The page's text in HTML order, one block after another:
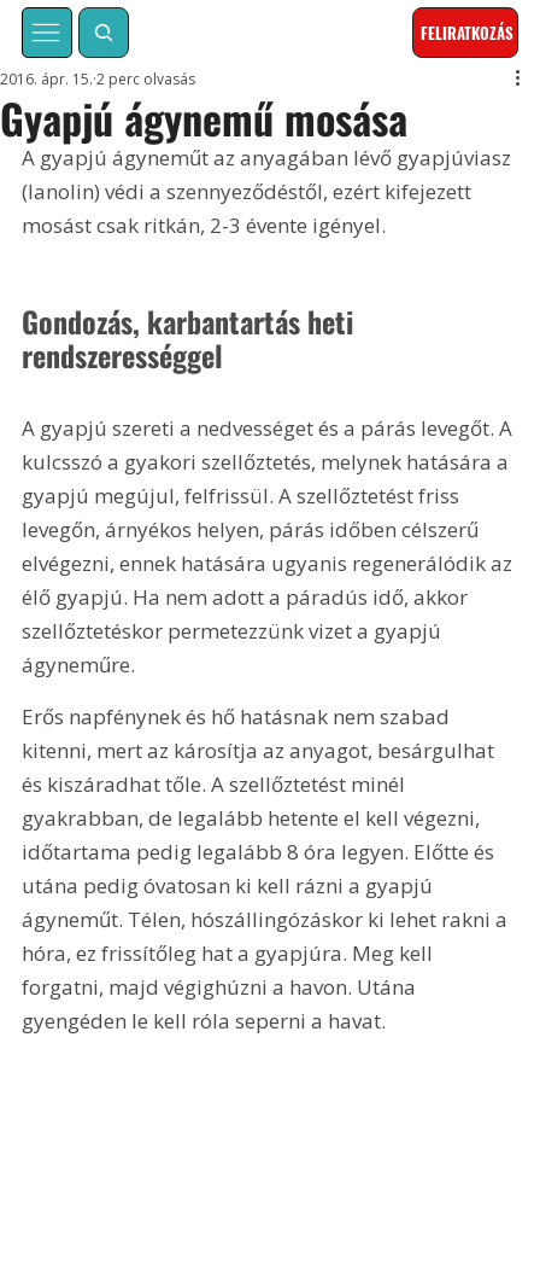
FELIRATKOZÁS
Gyapjú ágynemű mosása
2016. ápr. 15. 2 perc olvasás
A gyapjú ágyneműt az anyagában lévő gyapjúviasz
(lanolin) védi a szennyeződéstől, ezért kifejezett
mosást csak ritkán, 2-3 évente igényel.
Gondozás, karbantartás heti
rendszerességgel
A gyapjú szereti a nedvességet és a párás levegőt. A
kulcsszó a gyakori szellőztetés, melynek hatására a
gyapjú megújul, felfrissül. A szellőztetést friss
levegőn, árnyékos helyen, párás időben célszerű
elvégezni, ennek hatására ugyanis regenerálódik az
élő gyapjú. Ha nem adott a páradús idő, akkor
szellőztetéskor permetezzünk vizet a gyapjú
ágyneműre.
Erős napfénynek és hő hatásnak nem szabad
kitenni, mert az károsítja az anyagot, besárgulhat
és kiszáradhat tőle. A szellőztetést minél
gyakrabban, de legalább hetente el kell végezni,
időtartama pedig legalább 8 óra legyen. Előtte és
utána pedig óvatosan ki kell rázni a gyapjú
ágyneműt. Télen, hószállingózáskor ki lehet rakni a
hóra, ez frissítőleg hat a gyapjúra. Meg kell
forgatni, majd végighúzni a havon. Utána
gyengéden le kell róla seperni a havat.